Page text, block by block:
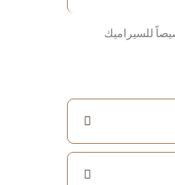
خصيصاً للسيراميك